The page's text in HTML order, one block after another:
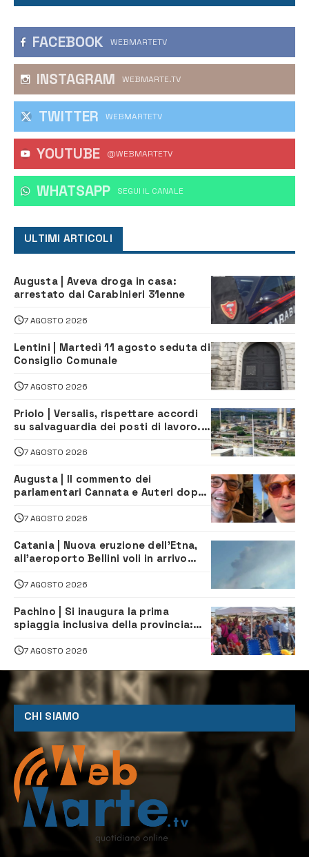
FACEBOOK WEBMARTETV
INSTAGRAM WEBMARTE.TV
TWITTER WEBMARTETV
YOUTUBE @WEBMARTETV
WHATSAPP ‎SEGUI IL CANALE
ULTIMI ARTICOLI
Augusta | Aveva droga in casa:
arrestato dai Carabinieri 31enne
7 AGOSTO 2026
Lentini | Martedì 11 agosto seduta di
Consiglio Comunale
7 AGOSTO 2026
Priolo | Versalis, rispettare accordi
su salvaguardia dei posti di lavoro. Il
7 AGOSTO 2026
Augusta | Il commento dei
parlamentari Cannata e Auteri dopo
depuratore
7 AGOSTO 2026
Catania | Nuova eruzione dell’Etna,
all’aeroporto Bellini voli in arrivo
7 AGOSTO 2026
Pachino | Si inaugura la prima
spiaggia inclusiva della provincia:
tutti
7 AGOSTO 2026
CHI SIAMO